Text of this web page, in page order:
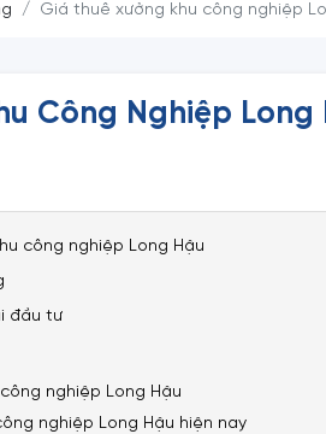
Giá thuê xưởng khu công nghiệp
Công Nghiệp
công nghiệp Long Hậu
đầu tư
nghiệp Long Hậu
nghiệp Long Hậu hiện nay